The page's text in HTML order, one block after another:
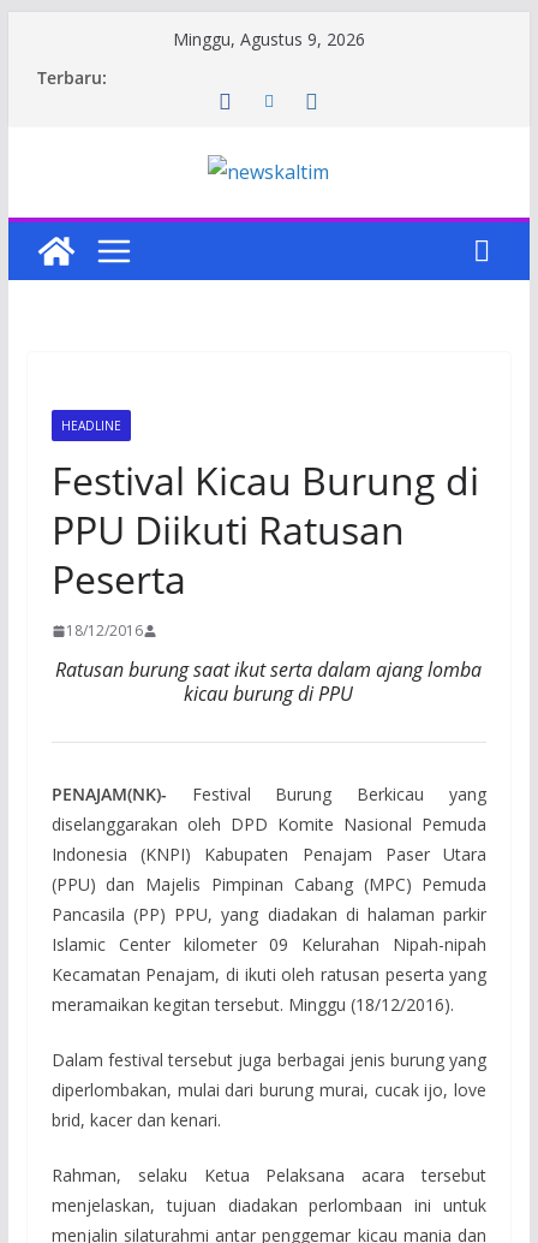
Minggu, Agustus 9, 2026
Terbaru:
HEADLINE
Festival Kicau Burung di
PPU Diikuti Ratusan
Peserta
18/12/2016
Ratusan burung saat ikut serta dalam ajang lomba
kicau burung di PPU
PENAJAM(NK)- Festival Burung Berkicau yang
diselanggarakan oleh DPD Komite Nasional Pemuda
Indonesia (KNPI) Kabupaten Penajam Paser Utara
(PPU) dan Majelis Pimpinan Cabang (MPC) Pemuda
Pancasila (PP) PPU, yang diadakan di halaman parkir
Islamic Center kilometer 09 Kelurahan Nipah-nipah
Kecamatan Penajam, di ikuti oleh ratusan peserta yang
meramaikan kegitan tersebut. Minggu (18/12/2016).
Dalam festival tersebut juga berbagai jenis burung yang
diperlombakan, mulai dari burung murai, cucak ijo, love
brid, kacer dan kenari.
Rahman, selaku Ketua Pelaksana acara tersebut
menjelaskan, tujuan diadakan perlombaan ini untuk
menjalin silaturahmi antar penggemar kicau mania dan